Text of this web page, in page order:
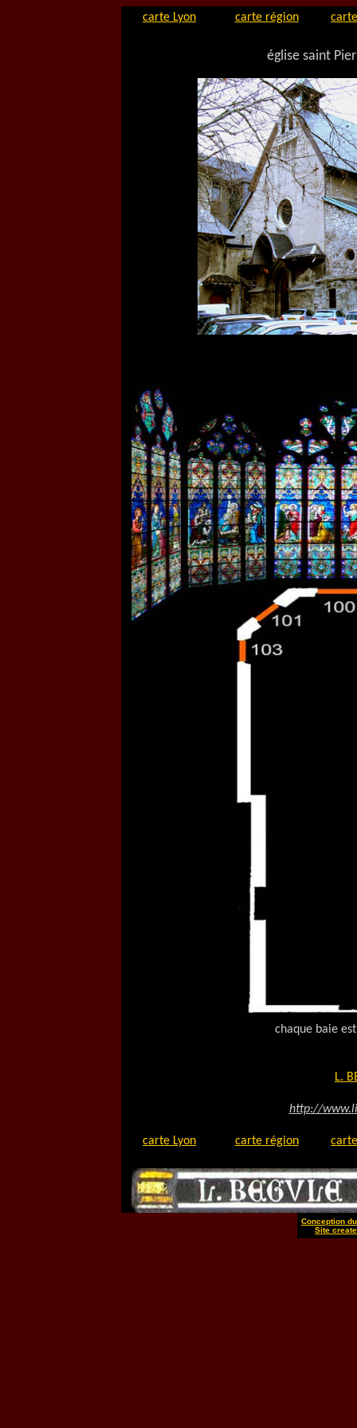
carte Lyon carte région
église saint
chaque baie
L.
http://
carte Lyon carte région
Conception
Site